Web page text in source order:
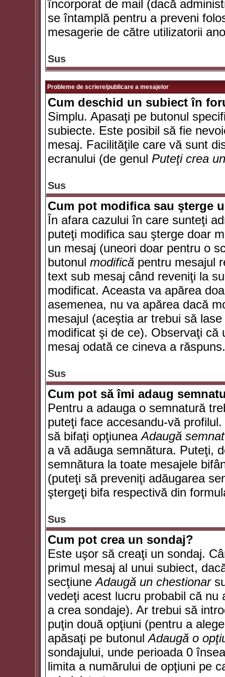
încorporat de mail (dacă
se întamplă pentru a preveni
mesagerie de către utilizatorii
Sus
Probleme de scriere/publicare a mesajelor
Cum deschid un subiect în
Simplu. Apasaţi pe butonul
subiecte. Este posibil să fie
mesaj. Facilităţile care vă sunt
ecranului (de genul Puteţi crea
Sus
Cum pot modifica sau şterge
În afara cazului în care sunteţi
puteţi modifica sau şterge doar
un mesaj (uneori doar pentru o
butonul modifică pentru mesajul
text sub mesaj când reveniţi la
modificat. Aceasta va apărea
asemenea, nu va apărea dacă
mesajul (aceştia ar trebui să
modificat şi de ce). Observaţi că
mesaj odată ce cineva a răspuns.
Sus
Cum pot să îmi adaug
Pentru a adauga o semnatură
puteţi face accesandu-vă
să bifaţi opţiuneaAdaugă
a vă adăuga semnătura. Puteţi,
semnătura la toate mesajele
(puteţi să preveniţi adăugarea
ştergeţi bifa respectivă din
Sus
Cum pot crea un sondaj?
Este uşor să creaţi un sondaj.
primul mesaj al unui subiect,
secţiuneAdaugă un chestionar
vedeţi acest lucru probabil că nu
a crea sondaje). Ar trebui să
puţin două opţiuni (pentru a
apăsaţi pe butonulAdaugă o
sondajului, unde perioada 0
limita a numărului de opţiuni pe